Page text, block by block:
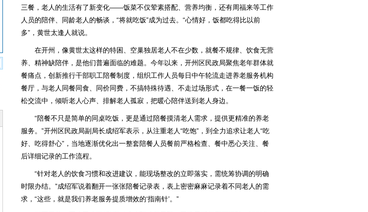
三餐，老人的生活有了新变化——饭菜不仅荤素搭配、营养均衡，还有周福来等工作
人员的陪伴、同龄老人的畅谈，“将就吃饭”成为过去。“心情好，饭都吃得比以前
多”，黄世太逢人就说。
在开州，像黄世太这样的特困、空巢独居老人不在少数，就餐不规律、饮食无营
养、精神缺陪伴，是他们普遍面临的难题。今年以来，开州区民政局聚焦老年群体就
餐痛点，创新推行干部职工陪餐制度，组织工作人员每日中午轮流走进养老服务机构
餐厅，与老人同餐同食、同价同费，不搞特殊待遇、不走过场形式，在一餐一饭的轻
松交流中，倾听老人心声、排解老人孤寂，把暖心陪伴送到老人身边。
“陪餐不只是简单的同桌吃饭，更是通过陪餐摸清老人需求，提供更精准的养老
服务。”开州区民政局副局长成绍军表示，从注重老人“吃饱”，到全力追求让老人“吃
好、吃得舒心”，当地逐渐优化出一整套陪餐人员餐前严格检查、餐中悉心关注、餐
后详细记录的工作流程。
“针对老人的饮食习惯和改进建议，能现场整改的立即落实，需统筹协调的明确
时限办结。”成绍军说着翻开一张张陪餐记录表，表上密密麻麻记录着不同老人的需
求，“这些，就是我们养老服务提质增效的‘指南针’。”